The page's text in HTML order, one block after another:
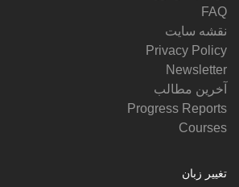
FAQ
نقشه سایت
Privacy Policy
Newsletter
آخرین مطالب
Progress Reports
Courses
تغییر زبان